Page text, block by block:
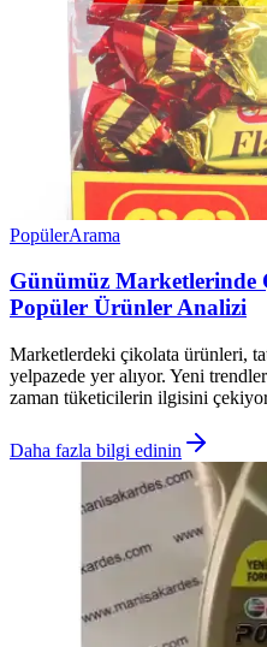
PopülerArama
Günümüz Marketlerinde
Popüler Ürünler Analizi
Marketlerdeki çikolata ürünleri,
yelpazede yer alıyor. Yeni
zaman tüketicilerin ilgisini
Daha fazla bilgi edinin